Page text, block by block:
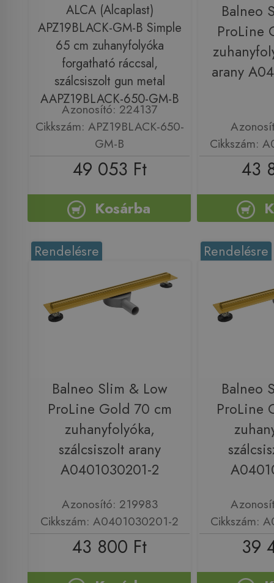
ALCA (Alcaplast)
APZ19BLACK-GM-B Simple
65 cm zuhanyfolyóka
forgatható ráccsal,
szálcsiszolt gun metal
AAPZ19BLACK-650-GM-B
Azonosító: 224137
Cikkszám: APZ19BLACK-650-
GM-B
49 053 Ft
Kosárba
Balneo
ProLine
arany
Cikkszám:
43
Rendelésre
Balneo Slim & Low
ProLine Gold 70 cm
zuhanyfolyóka,
szálcsiszolt arany
A0401030201-2
Azonosító: 219983
Cikkszám: A0401030201-2
43 800 Ft
Rendelésre
Balneo
ProLine
Cikkszám:
39